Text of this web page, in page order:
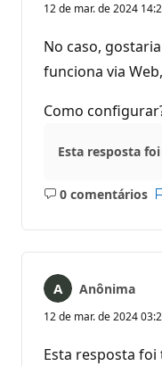
12 de mar. de 2024
No caso,
funciona via
Como
Esta resposta
0 comentários
Sem
Anônima
12 de mar. de 2024
Esta resposta